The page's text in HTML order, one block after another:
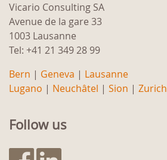
Vicario Consulting SA
Avenue de la gare 33
1003 Lausanne
Tel: +41 21 349 28 99
Bern | Geneva | Lausanne
Lugano | Neuchâtel | Sion | Zurich
Follow us